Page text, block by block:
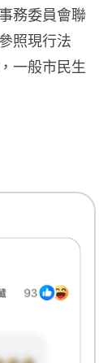
務委員會聯
照現行法
一般市民生